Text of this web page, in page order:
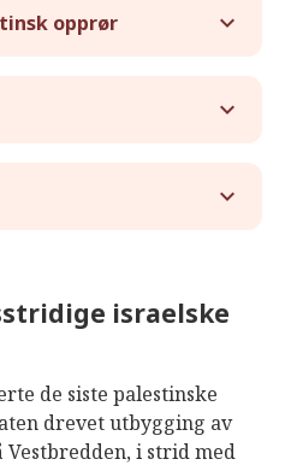
opprør
israelske
de siste palestinske
drevet utbygging av
i strid med